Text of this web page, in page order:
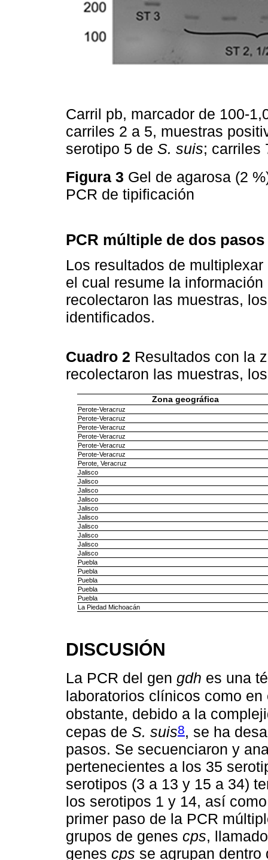
Carril pb, marcador de 100-
carriles 2 a 5, muestras
serotipo 5 de S. suis; carriles
Figura 3 Gel de agarosa (2
PCR de tipificación
PCR múltiple de dos pasos
Los resultados de
el cual resume la
recolectaron las muestras,
identificados.
Cuadro 2 Resultados con la
recolectaron las muestras,
Zona geográfica
Perote-Veracruz
Perote-Veracruz
Perote-Veracruz
Perote-Veracruz
Perote-Veracruz
Perote-Veracruz
Perote, Veracruz
Jalisco
Jalisco
Jalisco
Jalisco
Jalisco
Jalisco
Jalisco
Jalisco
Jalisco
Jalisco
Puebla
Puebla
Puebla
Puebla
Puebla
La Piedad Michoacán
DISCUSIÓN
La PCR del gen gdh es una
laboratorios clínicos como
obstante, debido a la
cepas de S. suis8, se ha
pasos. Se secuenciaron y
pertenecientes a los 35
serotipos (3 a 13 y 15 a 34)
los serotipos 1 y 14, así
primer paso de la PCR
grupos de genes cps,
genes cps se agrupan